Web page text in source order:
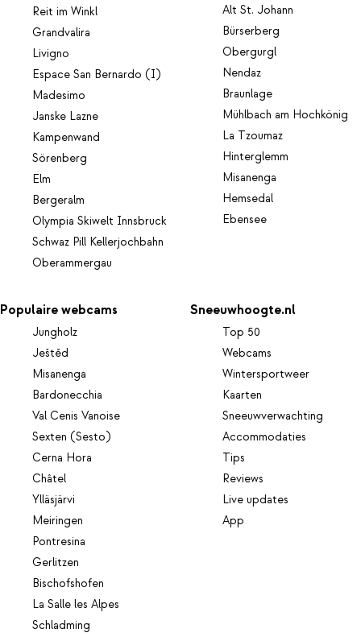
Reit im Winkl
Grandvalira
Livigno
Espace San Bernardo (I)
Madesimo
Janske Lazne
Kampenwand
Sörenberg
Elm
Bergeralm
Olympia Skiwelt Innsbruck
Schwaz Pill Kellerjochbahn
Oberammergau
Alt St. Johann
Bürserberg
Obergurgl
Nendaz
Braunlage
Mühlbach am Hochkönig
La Tzoumaz
Hinterglemm
Misanenga
Hemsedal
Ebensee
Populaire webcams
Jungholz
Ještěd
Misanenga
Bardonecchia
Val Cenis Vanoise
Sexten (Sesto)
Cerna Hora
Châtel
Ylläsjärvi
Meiringen
Pontresina
Gerlitzen
Bischofshofen
La Salle les Alpes
Schladming
Sneeuwhoogte.nl
Top 50
Webcams
Wintersportweer
Kaarten
Sneeuwverwachting
Accommodaties
Tips
Reviews
Live updates
App